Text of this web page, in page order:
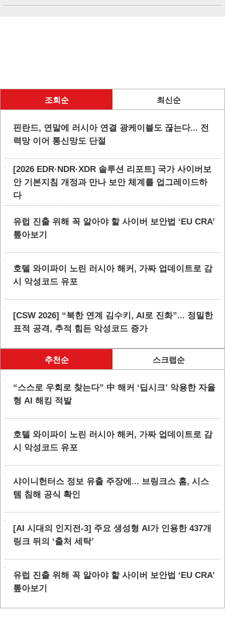
조회순 최신순
핀란드, 연말에 러시아 연결 광케이블도 끊는다... 전
력망 이어 통신망도 단절
[2026 EDR·NDR·XDR 솔루션 리포트] 국가 사이버보
안 기본지침 개정과 만나 보안 체계를 업그레이드하
다
유럽 진출 위해 꼭 알아야 할 사이버 보안법 ‘EU CRA’
톺아보기
호텔 와이파이 노린 러시아 해커, 가짜 업데이트로 감
시 악성코드 유포
[CSW 2026] “북한 연계 김수키, AI로 진화”... 정밀한
표적 공격, 추적 힘든 악성코드 증가
추천순 스크랩순
“스스로 우회로 찾는다” 中 해커 ‘딥시크’ 악용한 자율
형 AI 해킹 적발
호텔 와이파이 노린 러시아 해커, 가짜 업데이트로 감
시 악성코드 유포
샤이니헌터스 정보 유출 주장에... 브링크스 홈, 시스
템 침해 공식 확인
[AI 시대의 인지전-3] 주요 생성형 AI가 인용한 437개
링크 뒤의 ‘출처 세탁’
유럽 진출 위해 꼭 알아야 할 사이버 보안법 ‘EU CRA’
톺아보기